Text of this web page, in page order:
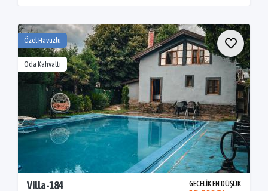
Özel Havuzlu
Oda Kahvaltı
Villa-184 GECELİK EN DÜŞÜK